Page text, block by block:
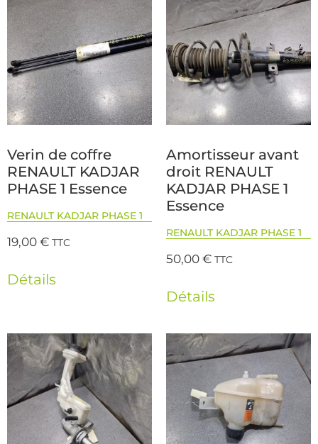
Verin de coffre
RENAULT KADJAR
PHASE 1 Essence
RENAULT KADJAR PHASE 1
19,00€ TTC
Détails
Amortisseur avant
droit RENAULT
KADJAR PHASE 1
Essence
RENAULT KADJAR PHASE 1
50,00€ TTC
Détails